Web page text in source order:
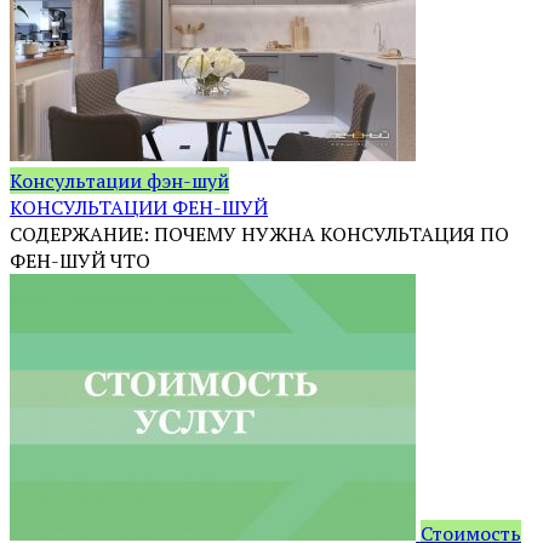
Консультации фэн-шуй
КОНСУЛЬТАЦИИ ФЕН-ШУЙ
СОДЕРЖАНИЕ: ПОЧЕМУ НУЖНА КОНСУЛЬТАЦИЯ ПО
ФЕН-ШУЙ ЧТО
Стоимость